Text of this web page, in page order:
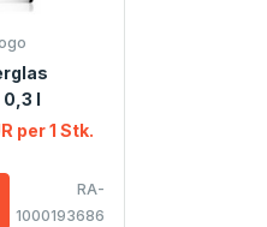
0,3 l
per 1 Stk.
RA-
1000193686